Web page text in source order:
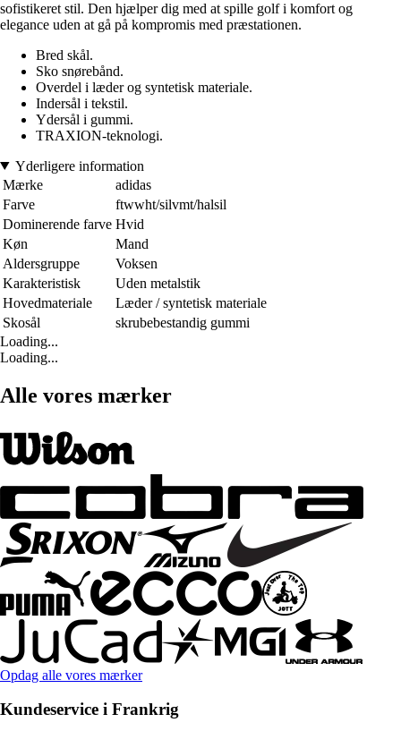
sofistikeret stil. Den hjælper dig med at spille golf i komfort og
elegance uden at gå på kompromis med præstationen.
Bred skål.
Sko snørebånd.
Overdel i læder og syntetisk materiale.
Indersål i tekstil.
Ydersål i gummi.
TRAXION-teknologi.
Yderligere information
Mærke
adidas
Farve
ftwwht/silvmt/halsil
Dominerende farve Hvid
Køn
Mand
Aldersgruppe
Voksen
Karakteristisk
Uden metalstik
Hovedmateriale
Læder / syntetisk materiale
Skosål
skrubebestandig gummi
Loading...
Loading...
Alle vores mærker
Opdag alle vores mærker
Kundeservice i Frankrig